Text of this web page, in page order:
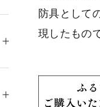
防具として
現したもの